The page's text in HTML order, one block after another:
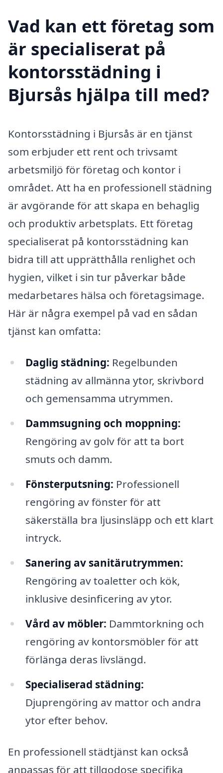
Vad kan ett företag som
är specialiserat på
kontorsstädning i
Bjursås hjälpa till med?
Kontorsstädning i Bjursås är en tjänst
som erbjuder ett rent och trivsamt
arbetsmiljö för företag och kontor i
området. Att ha en professionell städning
är avgörande för att skapa en behaglig
och produktiv arbetsplats. Ett företag
specialiserat på kontorsstädning kan
bidra till att upprätthålla renlighet och
hygien, vilket i sin tur påverkar både
medarbetares hälsa och företagsimage.
Här är några exempel på vad en sådan
tjänst kan omfatta:
Daglig städning: Regelbunden
städning av allmänna ytor, skrivbord
och gemensamma utrymmen.
Dammsugning och moppning:
Rengöring av golv för att ta bort
smuts och damm.
Fönsterputsning: Professionell
rengöring av fönster för att
säkerställa bra ljusinsläpp och ett klart
intryck.
Sanering av sanitärutrymmen:
Rengöring av toaletter och kök,
inklusive desinficering av ytor.
Vård av möbler: Dammtorkning och
rengöring av kontorsmöbler för att
förlänga deras livslängd.
Specialiserad städning:
Djuprengöring av mattor och andra
ytor efter behov.
En professionell städtjänst kan också
anpassas för att tillgodose specifika